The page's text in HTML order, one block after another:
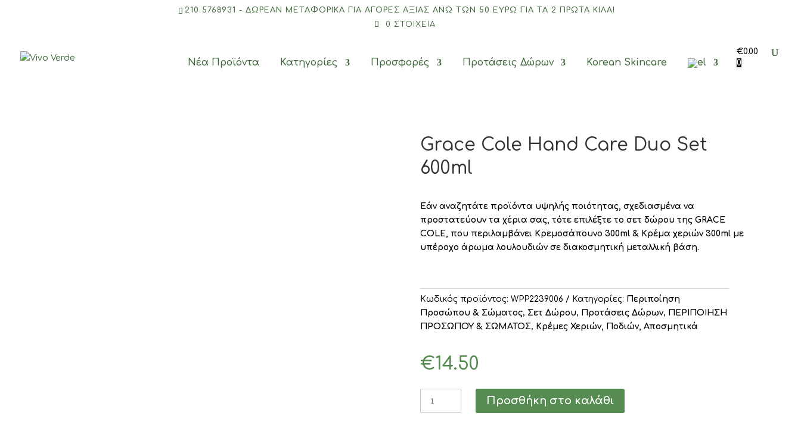
210 5768931 - ΔΩΡΕΑΝ ΜΕΤΑΦΟΡΙΚΆ ΓΙΑ ΑΓΟΡΈΣ ΑΞΊΑΣ ΆΝΩ ΤΩΝ 50 ΕΥΡΏ ΓΙΑ ΤΑ 2 ΠΡΏΤΑ ΚΙΛΆ!
0 ΣΤΟΙΧΕΊΑ
Νέα Προϊόντα Κατηγορίες Προσφορές Προτάσεις Δώρων Korean Skincare
€0.00
0
Grace Cole Hand Care Duo Set
600ml
Εάν αναζητάτε προϊόντα υψηλής ποιότητας, σχεδιασμένα να
προστατεύουν τα χέρια σας, τότε επιλέξτε το σετ δώρου της GRACE
COLE, που περιλαμβάνει Κρεμοσάπουνο 300ml & Κρέμα χεριών 300ml με
υπέροχο άρωμα λουλουδιών σε διακοσμητική μεταλλική βάση.
Κωδικός προϊόντος:WPP2239006 Κατηγορίες: Περιποίηση
Προσώπου & Σώματος, Σετ Δώρου, Προτάσεις Δώρων, ΠΕΡΙΠΟΙΗΣΗ
ΠΡΟΣΩΠΟΥ & ΣΩΜΑΤΟΣ, Κρέμες Χεριών, Ποδιών, Αποσμητικά
€14.50
Προσθήκη στο καλάθι